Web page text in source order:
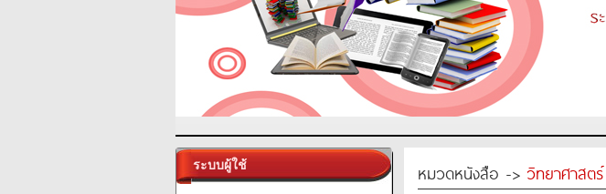
ระบบผู้ใช้ หมวดหนังสือ -> วิทยาศาสตร์